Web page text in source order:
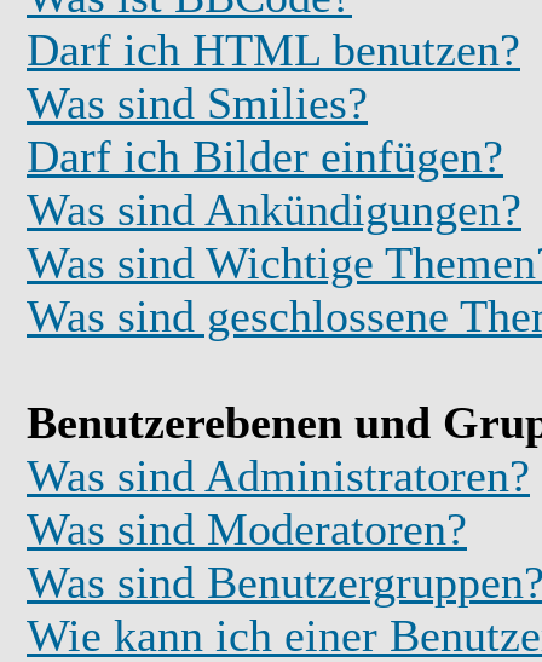
Darf ich HTML benutzen?
Was sind Smilies?
Darf ich Bilder einfügen?
Was sind Ankündigungen?
Was sind Wichtige
Was sind geschlossene
Benutzerebenen und
Was sind Administratoren?
Was sind Moderatoren?
Was sind
Wie kann ich einer